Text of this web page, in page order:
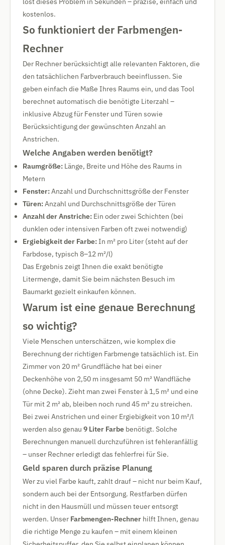
kostenlos.
So funktioniert der Farbmengen-
Rechner
Der Rechner berücksichtigt alle relevanten Faktoren, die
den tatsächlichen Farbverbrauch beeinflussen. Sie
geben einfach die Maße Ihres Raums ein, und das Tool
berechnet automatisch die benötigte Literzahl –
inklusive Abzug für Fenster und Türen sowie
Berücksichtigung der gewünschten Anzahl an
Anstrichen.
Welche Angaben werden benötigt?
Raumgröße: Länge, Breite und Höhe des Raums in
Metern
Fenster:Anzahl und Durchschnittsgröße der Fenster
Türen:Anzahl und Durchschnittsgröße der Türen
Anzahl der Anstriche: Ein oder zwei Schichten (bei
dunklen oder intensiven Farben oft zwei notwendig)
Ergiebigkeit der Farbe:In m² pro Liter (steht auf der
Farbdose, typisch 8–12 m²/l)
Das Ergebnis zeigt Ihnen die exakt benötigte
Litermenge, damit Sie beim nächsten Besuch im
Baumarkt gezielt einkaufen können.
Warum ist eine genaue Berechnung
so wichtig?
Viele Menschen unterschätzen, wie komplex die
Berechnung der richtigen Farbmenge tatsächlich ist. Ein
Zimmer von 20 m² Grundfläche hat bei einer
Deckenhöhe von 2,50 m insgesamt 50 m² Wandfläche
(ohne Decke). Zieht man zwei Fenster à 1,5 m² und eine
Tür mit 2 m² ab, bleiben noch rund 45 m² zu streichen.
Bei zwei Anstrichen und einer Ergiebigkeit von 10 m²/l
werden also genau 9 Liter Farbe benötigt. Solche
Berechnungen manuell durchzuführen ist fehleranfällig
– unser Rechner erledigt das fehlerfrei für Sie.
Geld sparen durch präzise Planung
Wer zu viel Farbe kauft, zahlt drauf – nicht nur beim Kauf,
sondern auch bei der Entsorgung. Restfarben dürfen
nicht in den Hausmüll und müssen teuer entsorgt
werden. Unser Farbmengen-Rechner hilft Ihnen, genau
die richtige Menge zu kaufen – mit einem kleinen